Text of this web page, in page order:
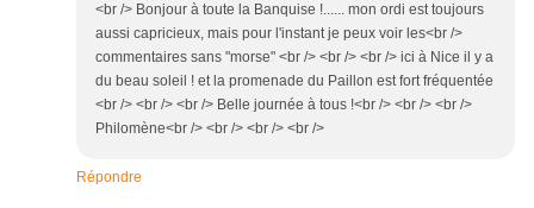
<br /> Bonjour à toute la Banquise !...... mon ordi est toujours
aussi capricieux, mais pour l'instant je peux voir les<br />
commentaires sans "morse" <br /> <br /> <br /> ici à Nice il y a
du beau soleil ! et la promenade du Paillon est fort fréquentée
<br /> <br /> <br /> Belle journée à tous !<br /> <br /> <br />
Philomène<br /> <br /> <br /> <br />
Répondre